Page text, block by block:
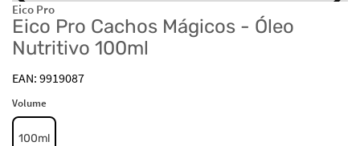
Eico Pro
Eico Pro Cachos Mágicos - Óleo
Nutritivo 100ml
9919087
Volume
100ml